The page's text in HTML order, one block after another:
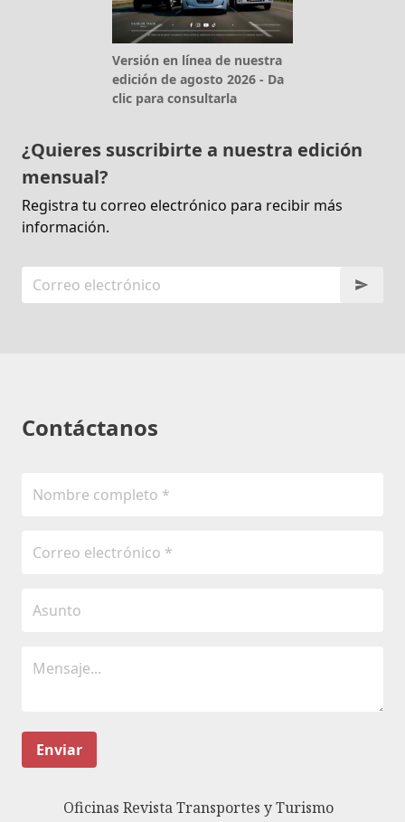
Versión en línea de nuestra
edición de agosto 2026 - Da
clic para consultarla
¿Quieres suscribirte a nuestra edición
mensual?
Registra tu correo electrónico para recibir más
información.
Contáctanos
Enviar
Oficinas Revista Transportes y Turismo